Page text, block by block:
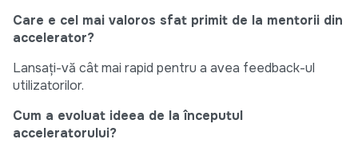
Care e cel mai valoros sfat primit de la mentorii din
accelerator?
Lansați-vă cât mai rapid pentru a avea feedback-ul
utilizatorilor.
Cum a evoluat ideea de la începutul
acceleratorului?